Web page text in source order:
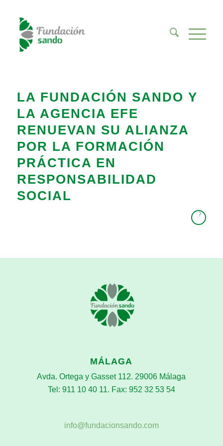
LA FUNDACIÓN SANDO Y
LA AGENCIA EFE
RENUEVAN SU ALIANZA
POR LA FORMACIÓN
PRÁCTICA EN
RESPONSABILIDAD
SOCIAL
MÁLAGA
Avda. Ortega y Gasset 112. 29006 Málaga
Tel: 911 10 40 11. Fax: 952 32 53 54
info@fundacionsando.com